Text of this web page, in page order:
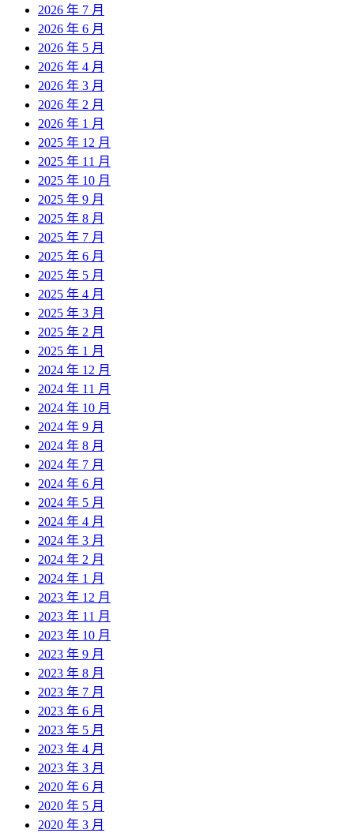
2026 年 7 月
2026 年 6 月
2026 年 5 月
2026 年 4 月
2026 年 3 月
2026 年 2 月
2026 年 1 月
2025 年 12 月
2025 年 11 月
2025 年 10 月
2025 年 9 月
2025 年 8 月
2025 年 7 月
2025 年 6 月
2025 年 5 月
2025 年 4 月
2025 年 3 月
2025 年 2 月
2025 年 1 月
2024 年 12 月
2024 年 11 月
2024 年 10 月
2024 年 9 月
2024 年 8 月
2024 年 7 月
2024 年 6 月
2024 年 5 月
2024 年 4 月
2024 年 3 月
2024 年 2 月
2024 年 1 月
2023 年 12 月
2023 年 11 月
2023 年 10 月
2023 年 9 月
2023 年 8 月
2023 年 7 月
2023 年 6 月
2023 年 5 月
2023 年 4 月
2023 年 3 月
2020 年 6 月
2020 年 5 月
2020 年 3 月